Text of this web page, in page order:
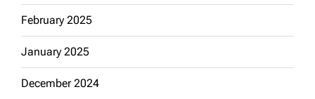
February 2025
January 2025
December 2024